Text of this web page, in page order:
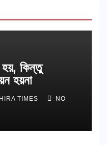
কিন্তু
হয়না
TIMES NO